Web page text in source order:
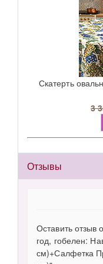
Скатерть
3
Отзывы
Оставить
год, гобелен:
см)+Салфетка